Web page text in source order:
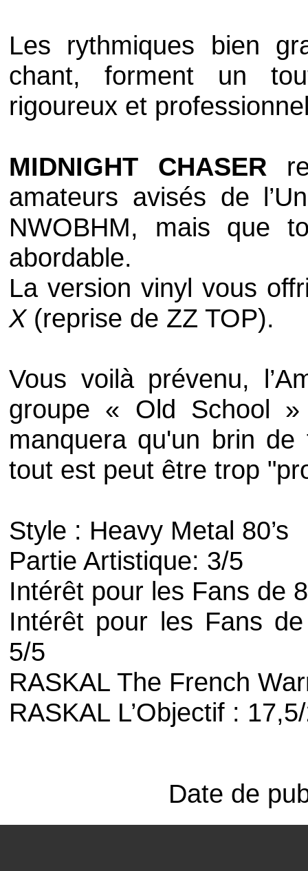
Les rythmiques bien
chant, forment un
rigoureux et
MIDNIGHT CHASER
amateurs avisés de l’
NWOBHM, mais que
abordable.
La version vinyl vous
X(reprise de ZZ TOP).
Vous voilà prévenu,
groupe « Old School »
manquera qu'un brin
tout est peut être trop
Style : Heavy Metal 80’s
Partie Artistique: 3/5
Intérêt pour les Fans de
Intérêt pour les Fans
5/5
RASKAL The French
RASKAL L’Objectif :
Date de